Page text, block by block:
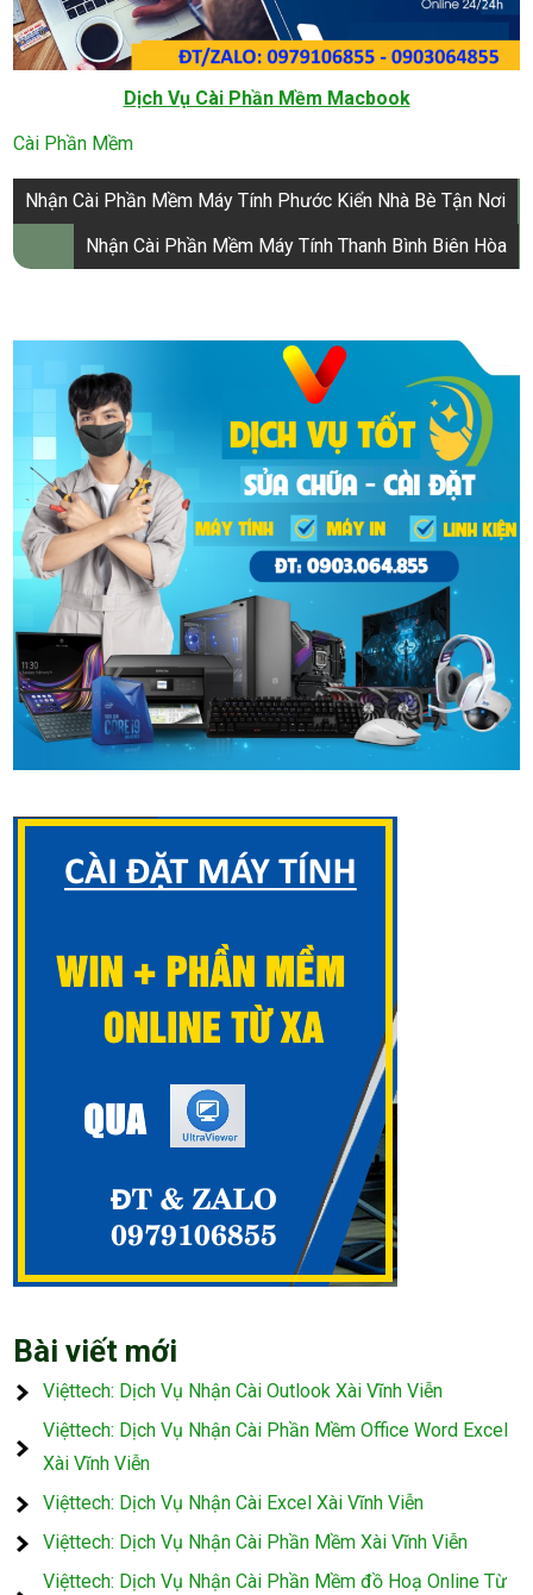
Dịch Vụ Cài Phần Mềm Macbook
Cài Phần Mềm
Điều
hướng
bài
Nhận Cài Phần Mềm Máy Tính Phước Kiển Nhà Bè Tận Nơi
Nhận Cài Phần Mềm Máy Tính Thanh Bình Biên Hòa
Bài viết mới
Việttech: Dịch Vụ Nhận Cài Outlook Xài Vĩnh Viễn
Việttech: Dịch Vụ Nhận Cài Phần Mềm Office Word Excel
Xài Vĩnh Viễn
Việttech: Dịch Vụ Nhận Cài Excel Xài Vĩnh Viễn
Việttech: Dịch Vụ Nhận Cài Phần Mềm Xài Vĩnh Viễn
Việttech: Dịch Vụ Nhận Cài Phần Mềm đồ Hoạ Online Từ